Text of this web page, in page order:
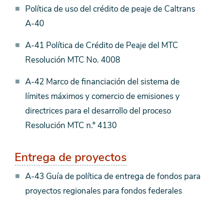
Política de uso del crédito de peaje de Caltrans
A-40
A-41 Política de Crédito de Peaje del MTC
Resolución MTC No. 4008
A-42 Marco de financiación del sistema de
límites máximos y comercio de emisiones y
directrices para el desarrollo del proceso
Resolución MTC n.º 4130
Entrega de proyectos
A-43 Guía de política de entrega de fondos para
proyectos regionales para fondos federales